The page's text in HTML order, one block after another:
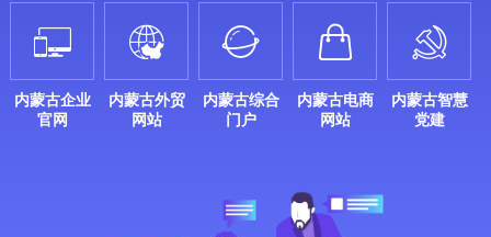

内蒙古企业
官网

内蒙古外贸
网站

内蒙古综合
门户

内蒙古电商
网站

内蒙古智慧
党建